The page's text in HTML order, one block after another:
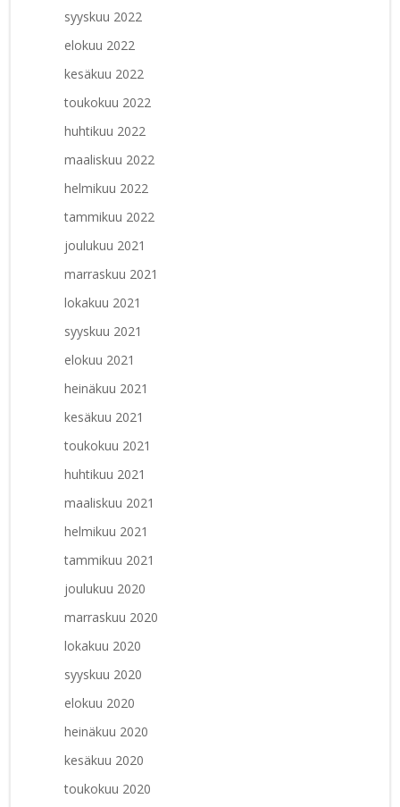
syyskuu 2022
elokuu 2022
kesäkuu 2022
toukokuu 2022
huhtikuu 2022
maaliskuu 2022
helmikuu 2022
tammikuu 2022
joulukuu 2021
marraskuu 2021
lokakuu 2021
syyskuu 2021
elokuu 2021
heinäkuu 2021
kesäkuu 2021
toukokuu 2021
huhtikuu 2021
maaliskuu 2021
helmikuu 2021
tammikuu 2021
joulukuu 2020
marraskuu 2020
lokakuu 2020
syyskuu 2020
elokuu 2020
heinäkuu 2020
kesäkuu 2020
toukokuu 2020